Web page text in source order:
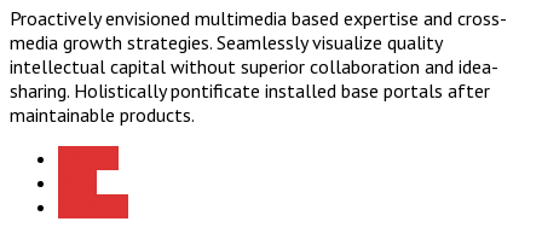
Proactively envisioned multimedia based expertise and cross-
media growth strategies. Seamlessly visualize quality
intellectual capital without superior collaboration and idea-
sharing. Holistically pontificate installed base portals after
maintainable products.